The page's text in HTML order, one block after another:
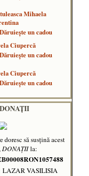
Mihaela
Dăruieşte un cadou
Ciupercă
Dăruieşte un cadou
Ciupercă
Dăruieşte un cadou
DONAȚII
doresc să susțină acest
DONAȚIIla:
LAZAR VASILISIA